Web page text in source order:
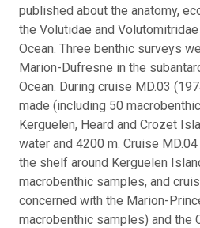
published about the anatomy,
the Volutidae and
Ocean. Three benthic surveys
Marion-Dufresne in the
Ocean. During cruise MD.03
made (including 50
Kerguelen, Heard and Crozet
water and 4200 m. Cruise
the shelf around Kerguelen
macrobenthic samples, and
concerned with the Marion-
macrobenthic samples) and the